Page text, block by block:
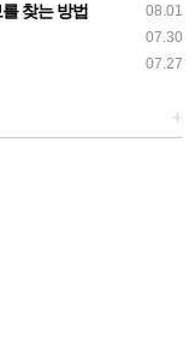
08.01
찾는 방법
07.30
07.27
+